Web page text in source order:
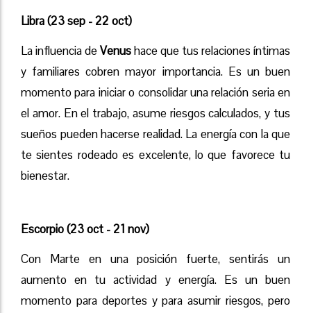
Libra (23 sep - 22 oct)
La influencia deVenushace que tus relaciones íntimas
y familiares cobren mayor importancia. Es un buen
momento para iniciar o consolidar una relación seria en
el amor. En el trabajo, asume riesgos calculados, y tus
sueños pueden hacerse realidad. La energía con la que
te sientes rodeado es excelente, lo que favorece tu
bienestar.
Escorpio (23 oct - 21 nov)
Con Marte en una posición fuerte, sentirás un
aumento en tu actividad y energía. Es un buen
momento para deportes y para asumir riesgos, pero